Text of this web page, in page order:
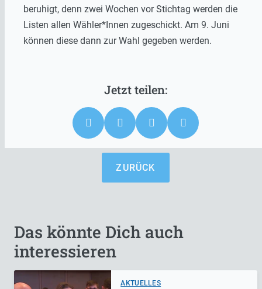
beruhigt, denn zwei Wochen vor Stichtag werden die
Listen allen Wähler*Innen zugeschickt. Am 9. Juni
können diese dann zur Wahl gegeben werden.
ZURÜCK
Das könnte Dich auch
interessieren
AKTUELLES